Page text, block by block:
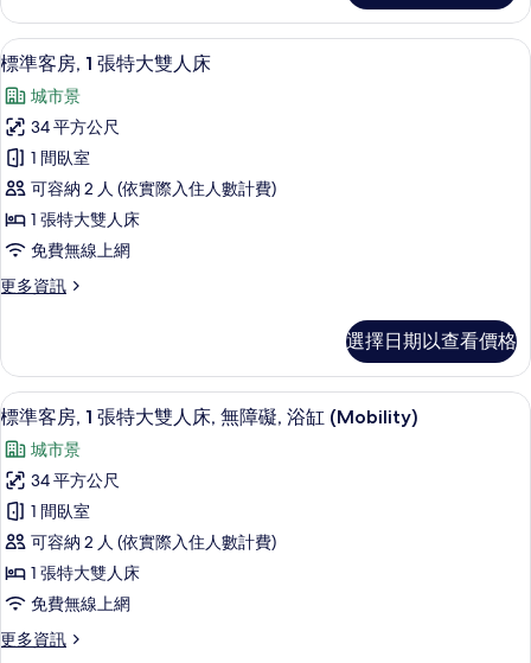
View
(Roll-
In
Shower)
的
所
有
相
片
King
Bed,
Accessible,
View
(Roll-
In
Shower)
的
詳
情
顯
示
標
準
客
房,
1
張
特
雙
人
床
的
所
有
相
片
客房內保險箱、書桌、隔音、熨斗/熨
5
標準客房, 1 張特大雙人床
城市景
34 平方公尺
1 間臥室
可容納 2 人 (依實際入住人數計費)
1 張特大雙人床
免費無線上網
更多資訊
更
客
房,
1
特
大
雙
人
床
的
詳
情
選擇日期以查看價格
顯
示
標
準
客
房,
1
張
特
客房內保險箱、書桌、隔音、熨斗/熨
5
標準客房, 1 張特大雙人床, 無障礙, 浴缸 (Mobility)
城市景
34 平方公尺
1 間臥室
可容納 2 人 (依實際入住人數計費)
1 張特大雙人床
免費無線上網
更多資訊
更